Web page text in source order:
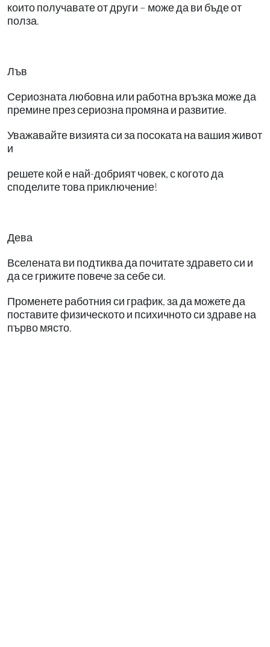
които получавате от други – може да ви бъде от
полза.
Лъв
Сериозната любовна или работна връзка може да
премине през сериозна промяна и развитие.
Уважавайте визията си за посоката на вашия живот
и
решете кой е най-добрият човек, с когото да
споделите това приключение!
Дева
Вселената ви подтиква да почитате здравето си и
да се грижите повече за себе си.
Променете работния си график, за да можете да
поставите физическото и психичното си здраве на
първо място.